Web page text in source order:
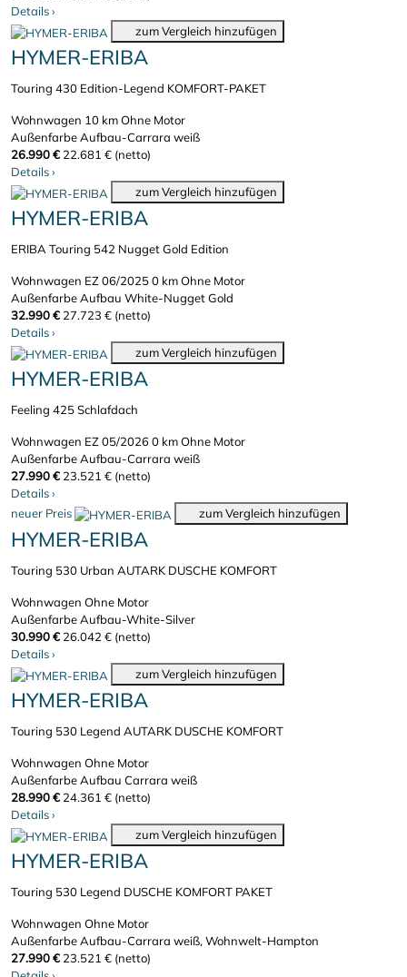
Details›
zum Vergleich hinzufügen
HYMER-ERIBA
Touring 430 Edition-Legend KOMFORT-PAKET
Wohnwagen 10 kmOhne Motor
Außenfarbe Aufbau-Carrara weiß
26.990 € 22.681 € (netto)
Details›
zum Vergleich hinzufügen
HYMER-ERIBA
ERIBA Touring 542 Nugget Gold Edition
Wohnwagen EZ 06/20250 kmOhne Motor
Außenfarbe Aufbau White-Nugget Gold
32.990 € 27.723 € (netto)
Details›
zum Vergleich hinzufügen
HYMER-ERIBA
Feeling 425 Schlafdach
Wohnwagen EZ 05/20260 kmOhne Motor
Außenfarbe Aufbau-Carrara weiß
27.990 € 23.521 € (netto)
Details›
neuer Preis
zum Vergleich hinzufügen
HYMER-ERIBA
Touring 530 Urban AUTARK DUSCHE KOMFORT
Wohnwagen Ohne Motor
Außenfarbe Aufbau-White-Silver
30.990 € 26.042 € (netto)
Details›
zum Vergleich hinzufügen
HYMER-ERIBA
Touring 530 Legend AUTARK DUSCHE KOMFORT
Wohnwagen Ohne Motor
Außenfarbe Aufbau Carrara weiß
28.990 € 24.361 € (netto)
Details›
zum Vergleich hinzufügen
HYMER-ERIBA
Touring 530 Legend DUSCHE KOMFORT PAKET
Wohnwagen Ohne Motor
Außenfarbe Aufbau-Carrara weiß, Wohnwelt-Hampton
27.990 € 23.521 € (netto)